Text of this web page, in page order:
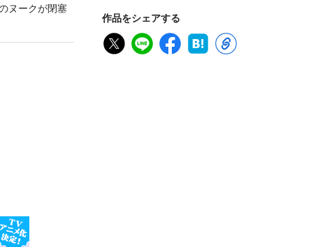
作品をシェアする
ヌークが閉塞